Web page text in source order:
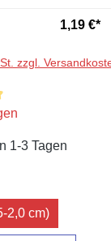
1,19 €*
zzgl.
Bewertung
1-3 Tagen
2,0 cm)